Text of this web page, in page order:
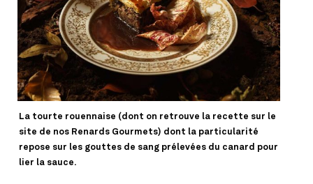
La tourte rouennaise (dont on retrouve la recette sur le
site de nos Renards Gourmets) dont la particularité
repose sur les gouttes de sang prélevées du canard pour
lier la sauce.